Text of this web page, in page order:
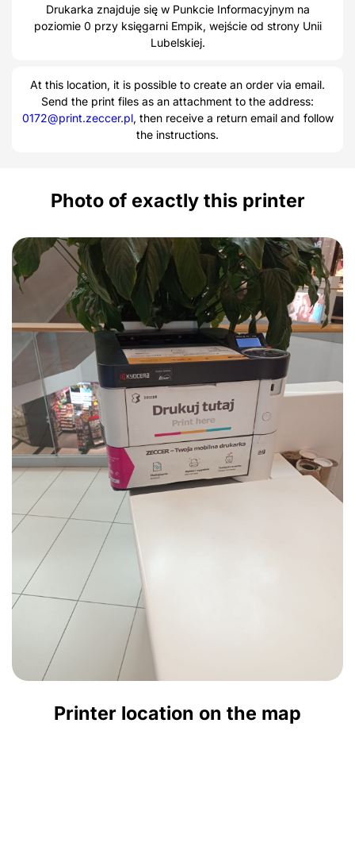
Drukarka znajduje się w Punkcie Informacyjnym na
poziomie 0 przy księgarni Empik, wejście od strony Unii
Lubelskiej.
At this location, it is possible to create an order via email.
Send the print files as an attachment to the address:
0172@print.zeccer.pl, then receive a return email and follow
the instructions.
Photo of exactly this printer
Printer location on the map